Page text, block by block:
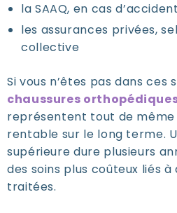
la SAAQ, en cas
les assurances privées,
collective
Si vous n’êtes pas dans ces
chaussures
représentent tout de même
rentable sur le long terme.
supérieure dure plusieurs
des soins plus coûteux liés
traitées.